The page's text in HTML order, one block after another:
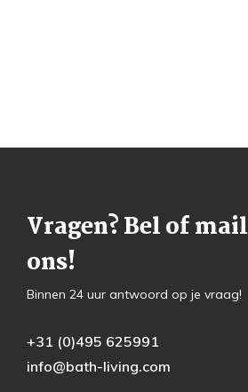
Vragen? Bel of mail
ons!
Binnen 24 uur antwoord op je vraag!
+31 (0)495 625991
info@bath-living.com